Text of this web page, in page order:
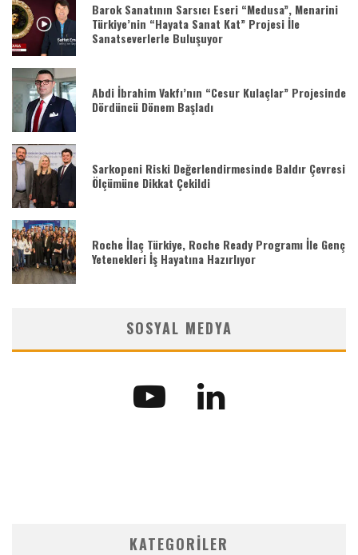
Barok Sanatının Sarsıcı Eseri “Medusa”, Menarini
Türkiye’nin “Hayata Sanat Kat” Projesi İle
Sanatseverlerle Buluşuyor
Abdi İbrahim Vakfı’nın “Cesur Kulaçlar” Projesinde
Dördüncü Dönem Başladı
Sarkopeni Riski Değerlendirmesinde Baldır Çevresi
Ölçümüne Dikkat Çekildi
Roche İlaç Türkiye, Roche Ready Programı İle Genç
Yetenekleri İş Hayatına Hazırlıyor
SOSYAL MEDYA
KATEGORILER